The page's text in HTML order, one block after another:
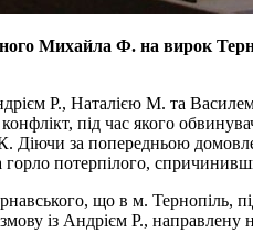
Михайла Ф. на вирок
Р., Наталією М. та
під час якого
Діючи за попередньою
горло потерпілого,
що в м. Тернопіль,
із Андрієм Р.,